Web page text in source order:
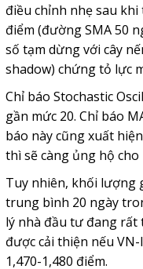
điều chỉnh nhẹ sau
điểm (đường SMA 50
số tạm dừng với cây
shadow) chứng tỏ lực
Chỉ báo Stochastic
gần mức 20. Chỉ báo
báo này cũng xuất
thì sẽ càng ủng hộ
Tuy nhiên, khối lượng
trung bình 20 ngày
lý nhà đầu tư đang rất
được cải thiện nếu
1,470-1,480 điểm.